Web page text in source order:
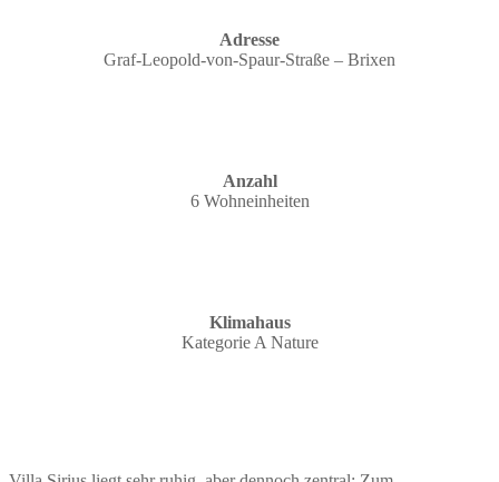
Adresse
Graf-Leopold-von-Spaur-Straße – Brixen
Anzahl
6 Wohneinheiten
Klimahaus
Kategorie A Nature